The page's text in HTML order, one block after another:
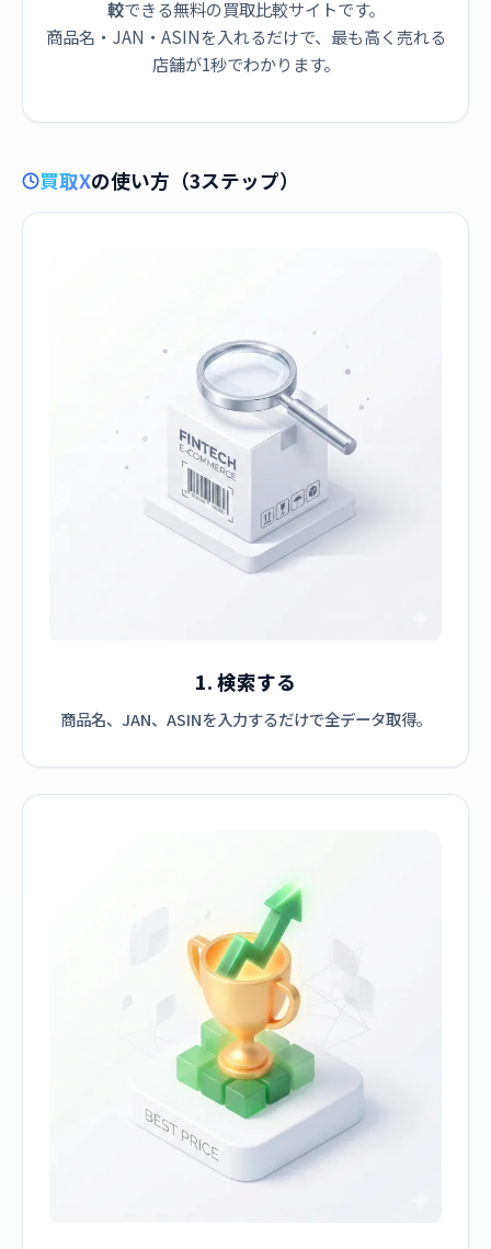
較できる無料の買取比較サイトです。
商品名・JAN・ASINを入れるだけで、最も高く売れる
店舗が1秒でわかります。
買取Xの使い方（3ステップ）
1. 検索する
商品名、JAN、ASINを入力するだけで全データ取得。